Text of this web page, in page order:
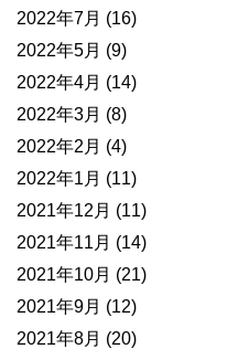
2022年7月 (16)
2022年5月 (9)
2022年4月 (14)
2022年3月 (8)
2022年2月 (4)
2022年1月 (11)
2021年12月 (11)
2021年11月 (14)
2021年10月 (21)
2021年9月 (12)
2021年8月 (20)